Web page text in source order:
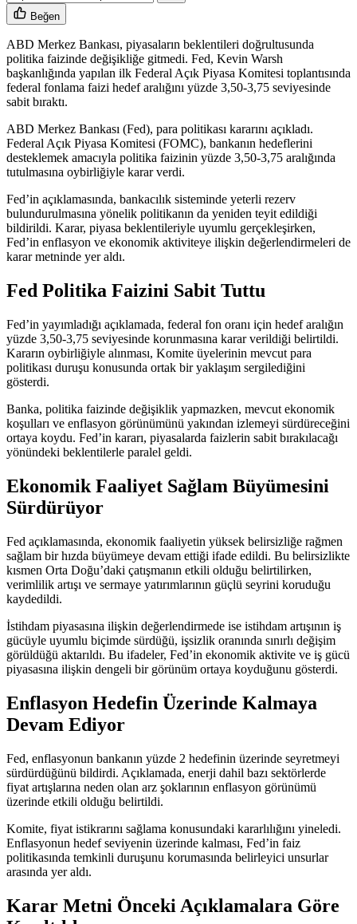
Beğen
ABD Merkez Bankası, piyasaların beklentileri doğrultusunda
politika faizinde değişikliğe gitmedi. Fed, Kevin Warsh
başkanlığında yapılan ilk Federal Açık Piyasa Komitesi toplantısında
federal fonlama faizi hedef aralığını yüzde 3,50-3,75 seviyesinde
sabit bıraktı.
ABD Merkez Bankası (Fed), para politikası kararını açıkladı.
Federal Açık Piyasa Komitesi (FOMC), bankanın hedeflerini
desteklemek amacıyla politika faizinin yüzde 3,50-3,75 aralığında
tutulmasına oybirliğiyle karar verdi.
Fed’in açıklamasında, bankacılık sisteminde yeterli rezerv
bulundurulmasına yönelik politikanın da yeniden teyit edildiği
bildirildi. Karar, piyasa beklentileriyle uyumlu gerçekleşirken,
Fed’in enflasyon ve ekonomik aktiviteye ilişkin değerlendirmeleri de
karar metninde yer aldı.
Fed Politika Faizini Sabit Tuttu
Fed’in yayımladığı açıklamada, federal fon oranı için hedef aralığın
yüzde 3,50-3,75 seviyesinde korunmasına karar verildiği belirtildi.
Kararın oybirliğiyle alınması, Komite üyelerinin mevcut para
politikası duruşu konusunda ortak bir yaklaşım sergilediğini
gösterdi.
Banka, politika faizinde değişiklik yapmazken, mevcut ekonomik
koşulları ve enflasyon görünümünü yakından izlemeyi sürdüreceğini
ortaya koydu. Fed’in kararı, piyasalarda faizlerin sabit bırakılacağı
yönündeki beklentilerle paralel geldi.
Ekonomik Faaliyet Sağlam Büyümesini
Sürdürüyor
Fed açıklamasında, ekonomik faaliyetin yüksek belirsizliğe rağmen
sağlam bir hızda büyümeye devam ettiği ifade edildi. Bu belirsizlikte
kısmen Orta Doğu’daki çatışmanın etkili olduğu belirtilirken,
verimlilik artışı ve sermaye yatırımlarının güçlü seyrini koruduğu
kaydedildi.
İstihdam piyasasına ilişkin değerlendirmede ise istihdam artışının iş
gücüyle uyumlu biçimde sürdüğü, işsizlik oranında sınırlı değişim
görüldüğü aktarıldı. Bu ifadeler, Fed’in ekonomik aktivite ve iş gücü
piyasasına ilişkin dengeli bir görünüm ortaya koyduğunu gösterdi.
Enflasyon Hedefin Üzerinde Kalmaya
Devam Ediyor
Fed, enflasyonun bankanın yüzde 2 hedefinin üzerinde seyretmeyi
sürdürdüğünü bildirdi. Açıklamada, enerji dahil bazı sektörlerde
fiyat artışlarına neden olan arz şoklarının enflasyon görünümü
üzerinde etkili olduğu belirtildi.
Komite, fiyat istikrarını sağlama konusundaki kararlılığını yineledi.
Enflasyonun hedef seviyenin üzerinde kalması, Fed’in faiz
politikasında temkinli duruşunu korumasında belirleyici unsurlar
arasında yer aldı.
Karar Metni Önceki Açıklamalara Göre